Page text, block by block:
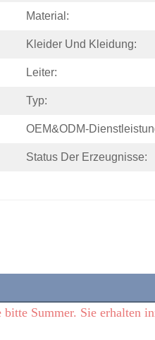
Material:
Kleider Und Kleidung:
Leiter:
Typ:
OEM&ODM-
Status Der Erzeugnisse:
Summer. Sie erhalten